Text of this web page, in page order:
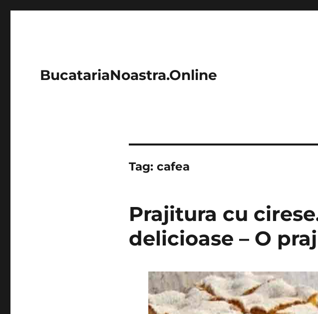
BucatariaNoastra.Online
Tag: cafea
Prajitura cu
delicioase – O